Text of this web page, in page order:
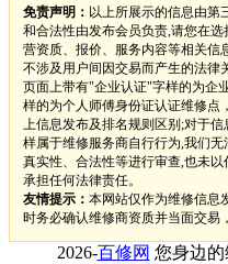
免责声明： 以上所展示的信息由第
和合法性由发布会员负责,请您在
营资质、报价、服务内容等相关信
不涉及用户间因交易而产生的法律
页面上带有"企业认证"字样的为企
样的为个人师傅身份证认证维修
上信息发布及排名规则区别;对于
样属于维修服务商自行行为,我们
真实性、合法性等进行审查,也未
承担任何法律责任。
友情提示： 本网站仅作为维修信息
时务必确认维修商资质并当面交易
2026-百修网 您身边